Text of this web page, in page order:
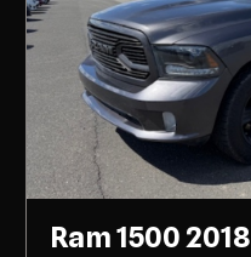
Ram 1500 2018